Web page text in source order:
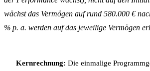
wächst das Vermögen auf rund 580.000 €
% p. a. werden auf das jeweilige Vermögen
Kernrechnung: Die einmalige